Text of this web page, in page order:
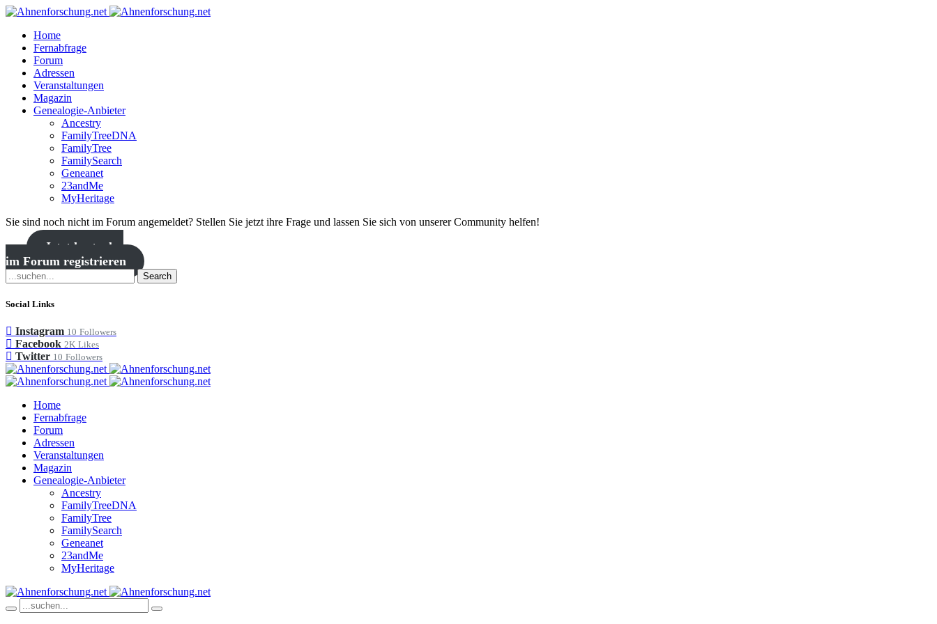
Home
Fernabfrage
Forum
Adressen
Veranstaltungen
Magazin
Genealogie-Anbieter
Ancestry
FamilyTreeDNA
FamilyTree
FamilySearch
Geneanet
23andMe
MyHeritage
Sie sind noch nicht im Forum angemeldet? Stellen Sie jetzt ihre Frage und lassen Sie sich von unserer Community helfen!
Jetzt kostenlos
im Forum registrieren
Search
Social Links
Instagram 10 Followers
Facebook 2K Likes
Twitter 10 Followers
Home
Fernabfrage
Forum
Adressen
Veranstaltungen
Magazin
Genealogie-Anbieter
Ancestry
FamilyTreeDNA
FamilyTree
FamilySearch
Geneanet
23andMe
MyHeritage